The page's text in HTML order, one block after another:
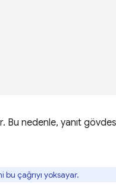
Bu nedenle, yanıt
çağrıyı yoksayar.